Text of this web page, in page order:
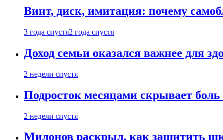
Винт, диск, имитация: почему
3 года спустя2 года спустя
Доход семьи оказался важнее для
2 недели спустя
Подросток месяцами скрывает
2 недели спустя
Милонов раскрыл, как защитить